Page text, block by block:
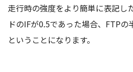
走行時の強度をより簡単に表記し
ドのIFが0.5であった場合、FTP
ということになります。